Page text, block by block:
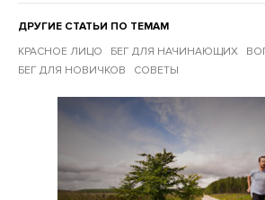
ДРУГИЕ СТАТЬИ ПО ТЕМАМ
КРАСНОЕ ЛИЦО
БЕГ ДЛЯ НАЧИНАЮЩИХ
БЕГ ДЛЯ НОВИЧКОВ
СОВЕТЫ
Другие статьи